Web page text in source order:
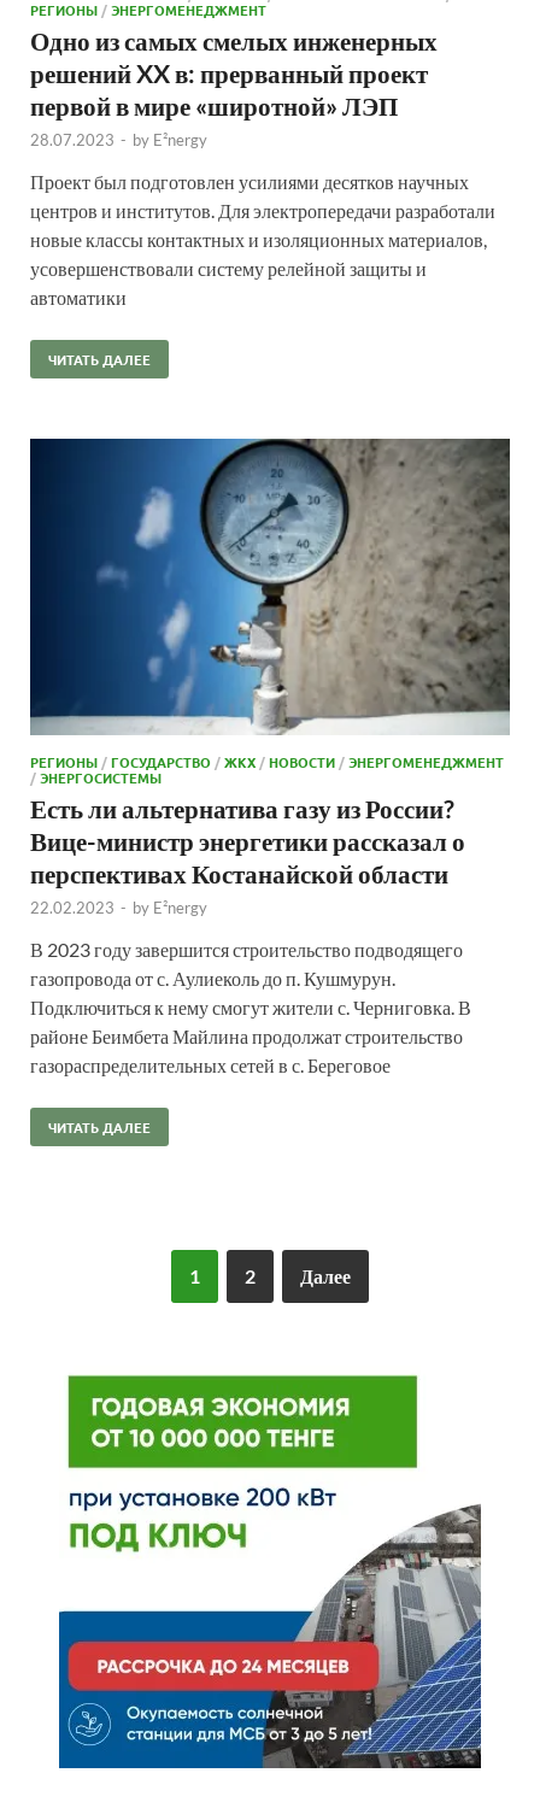
РЕГИОНЫ /ЭНЕРГОМЕНЕДЖМЕНТ
Одно из самых смелых инженерных
решений XX в: прерванный проект
первой в мире «широтной» ЛЭП
28.07.2023 - by E²nergy
Проект был подготовлен усилиями десятков научных
центров и институтов. Для электропередачи разработали
новые классы контактных и изоляционных материалов,
усовершенствовали систему релейной защиты и
автоматики
ЧИТАТЬ ДАЛЕЕ
РЕГИОНЫ /ГОСУДАРСТВО /ЖКХ /НОВОСТИ /ЭНЕРГОМЕНЕДЖМЕНТ
/ЭНЕРГОСИСТЕМЫ
Есть ли альтернатива газу из России?
Вице-министр энергетики рассказал о
перспективах Костанайской области
22.02.2023 - by E²nergy
В 2023 году завершится строительство подводящего
газопровода от с. Аулиеколь до п. Кушмурун.
Подключиться к нему смогут жители с. Черниговка. В
районе Беимбета Майлина продолжат строительство
газораспределительных сетей в с. Береговое
ЧИТАТЬ ДАЛЕЕ
1 2 Далее